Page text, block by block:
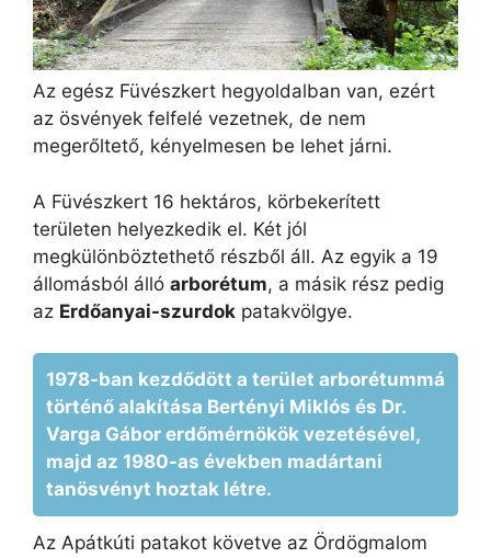
Az egész Füvészkert hegyoldalban van, ezért
az ösvények felfelé vezetnek, de nem
megerőltető, kényelmesen be lehet járni.
A Füvészkert 16 hektáros, körbekerített
területen helyezkedik el. Két jól
megkülönböztethető részből áll. Az egyik a 19
állomásból álló arborétum, a másik rész pedig
az Erdőanyai-szurdok patakvölgye.
1978-ban kezdődött a terület arborétummá
történő alakítása Bertényi Miklós és Dr.
Varga Gábor erdőmérnökök vezetésével,
majd az 1980-as években madártani
tanösvényt hoztak létre.
Az Apátkúti patakot követve az Ördögmalom